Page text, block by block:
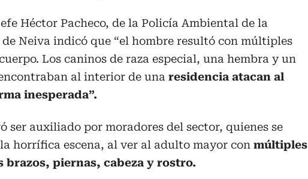
Héctor Pacheco, de la Policía Ambiental de la
Neiva indicó que “el hombre resultó con múltiples
Los caninos de raza especial, una hembra y un
al interior de una residencia atacan al
inesperada”.
ser auxiliado por moradores del sector, quienes se
horrífica escena, al ver al adulto mayor con múltiples
brazos, piernas, cabeza y rostro.